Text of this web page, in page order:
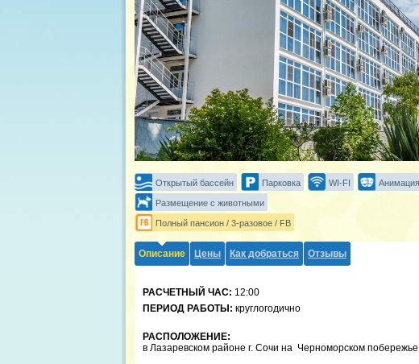
Открытый бассейн Парковка WI-FI Анимация
Размещение с животными
Полный пансион / 3-разовое / FB
Описание Цены Как добраться Отзывы
РАСЧЕТНЫЙ ЧАС: 12:00
ПЕРИОД РАБОТЫ: круглогодично
РАСПОЛОЖЕНИЕ:
в Лазаревском районе г. Сочи на Черноморском